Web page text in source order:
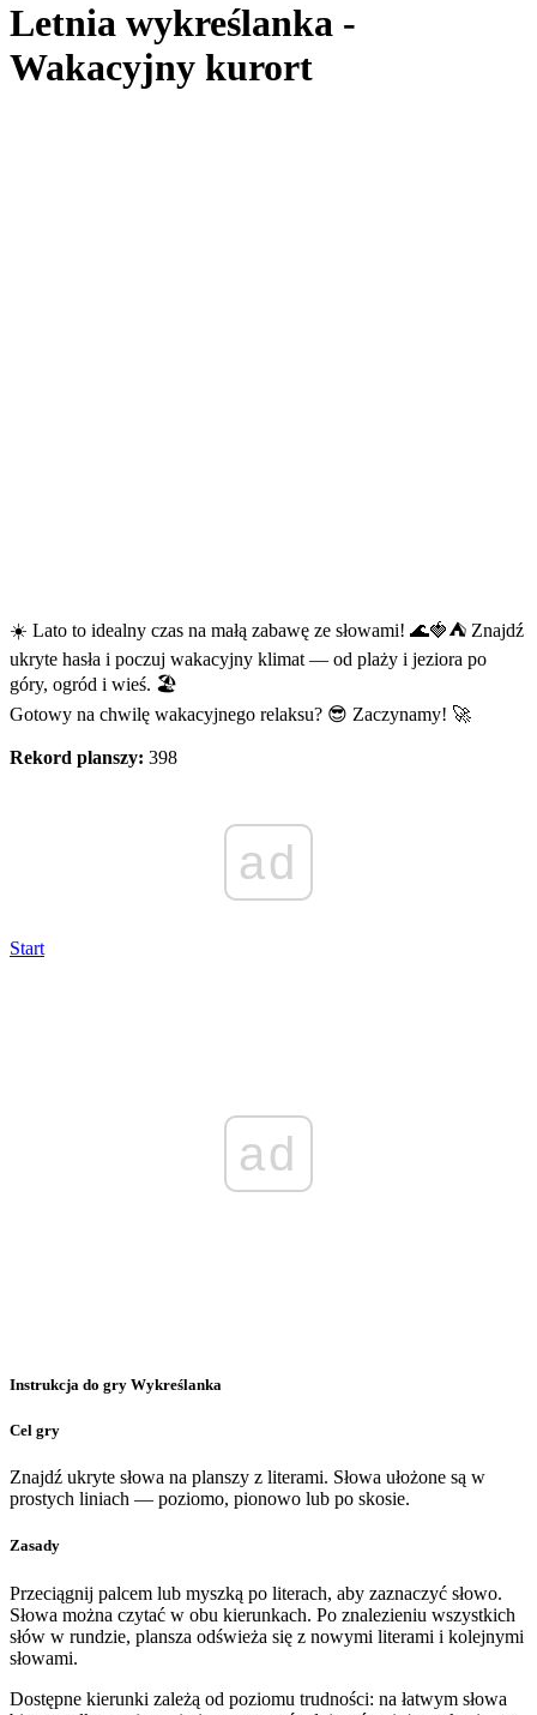
Letnia wykreślanka -
Wakacyjny kurort
☀️ Lato to idealny czas na małą zabawę ze słowami! 🌊🍓⛺ Znajdź
ukryte hasła i poczuj wakacyjny klimat — od plaży i jeziora po
góry, ogród i wieś. 🏖️
Gotowy na chwilę wakacyjnego relaksu? 😎 Zaczynamy! 🚀
Rekord planszy: 398
ad
Start
ad
Instrukcja do gry Wykreślanka
Cel gry
Znajdź ukryte słowa na planszy z literami. Słowa ułożone są w
prostych liniach — poziomo, pionowo lub po skosie.
Zasady
Przeciągnij palcem lub myszką po literach, aby zaznaczyć słowo.
Słowa można czytać w obu kierunkach. Po znalezieniu wszystkich
słów w rundzie, plansza odświeża się z nowymi literami i kolejnymi
słowami.
Dostępne kierunki zależą od poziomu trudności: na łatwym słowa